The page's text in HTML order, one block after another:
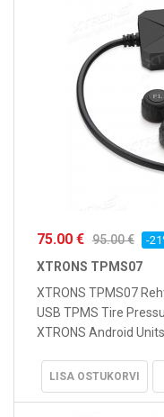
75.00 € 95.00 € -
XTRONS TPMS07
XTRONS TPMS07
USB TPMS Tire
XTRONS Android
LISA OSTUKORVI